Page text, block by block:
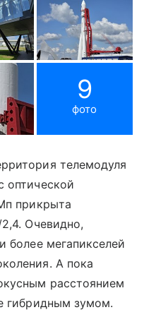
9
фото
телемодуля
оптической
прикрыта
Очевидно,
более мегапикселей
А пока
расстоянием
гибридным зумом.